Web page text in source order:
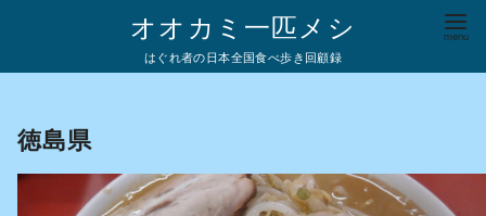
テ
オオカミ一匹メシ
はぐれ者の日本全国食べ歩き回顧録
徳島県